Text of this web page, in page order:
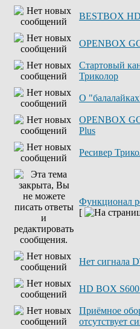
BESTBOX HD
OPENBOX
Стартовый
Триколор
О
OPENBOX
Plus
Ресивер
Функционал
[
Нет сигнала
HD BOX
Приёмное
отсутствует